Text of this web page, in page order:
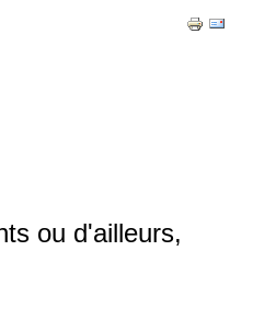
ou d'ailleurs,